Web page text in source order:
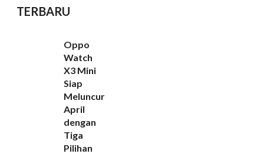
TERBARU
Oppo
Watch
X3 Mini
Siap
Meluncur
April
dengan
Tiga
Pilihan